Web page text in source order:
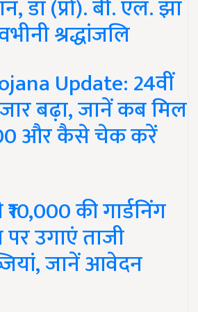
डॉ (प्रो). बी. एल. झा
श्रद्धांजलि
Update: 24वीं
बढ़ा, जानें कब मिल
और कैसे चेक करें
की गार्डनिंग
उगाएं ताजी
जानें आवेदन